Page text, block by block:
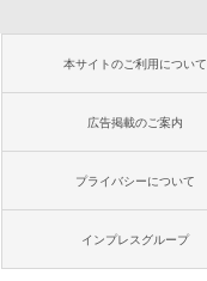
本サイトのご利用について
広告掲載のご案内
プライバシーについて
インプレスグループ